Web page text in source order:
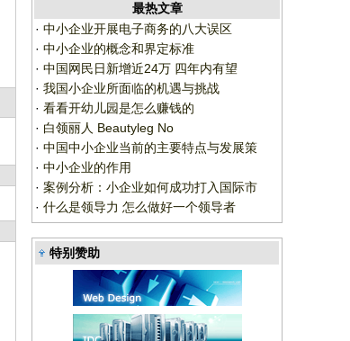
最热文章
· 中小企业开展电子商务的八大误区
· 中小企业的概念和界定标准
· 中国网民日新增近24万 四年内有望
· 我国小企业所面临的机遇与挑战
· 看看开幼儿园是怎么赚钱的
· 白领丽人 Beautyleg No
· 中国中小企业当前的主要特点与发展策
· 中小企业的作用
· 案例分析：小企业如何成功打入国际市
· 什么是领导力 怎么做好一个领导者
特别赞助